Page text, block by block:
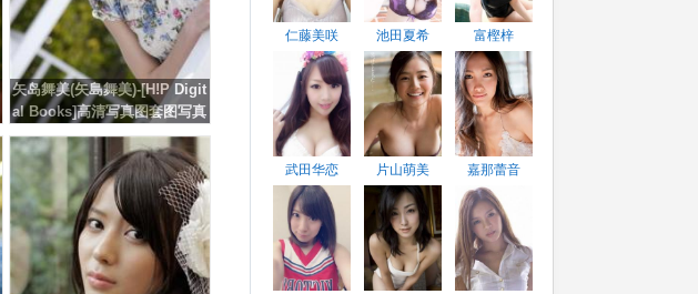
矢岛舞美(矢島舞美)-[H!P Digit
al Books]高清写真图套图写真
图集No.83
仁藤美咲 池田夏希 富樫梓
武田华恋 片山萌美 嘉那蕾音